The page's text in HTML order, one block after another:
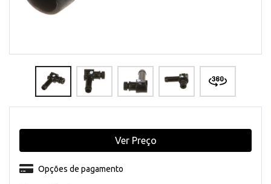
Opções de pagamento
Ver Preço